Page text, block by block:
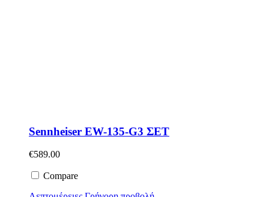
Sennheiser EW-135-G3 ΣΕΤ
€589.00
Compare